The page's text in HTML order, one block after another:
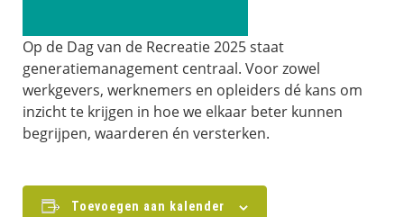
Op de Dag van de Recreatie 2025 staat
generatiemanagement centraal. Voor zowel
werkgevers, werknemers en opleiders dé kans om
inzicht te krijgen in hoe we elkaar beter kunnen
begrijpen, waarderen én versterken.
Toevoegen aan kalender